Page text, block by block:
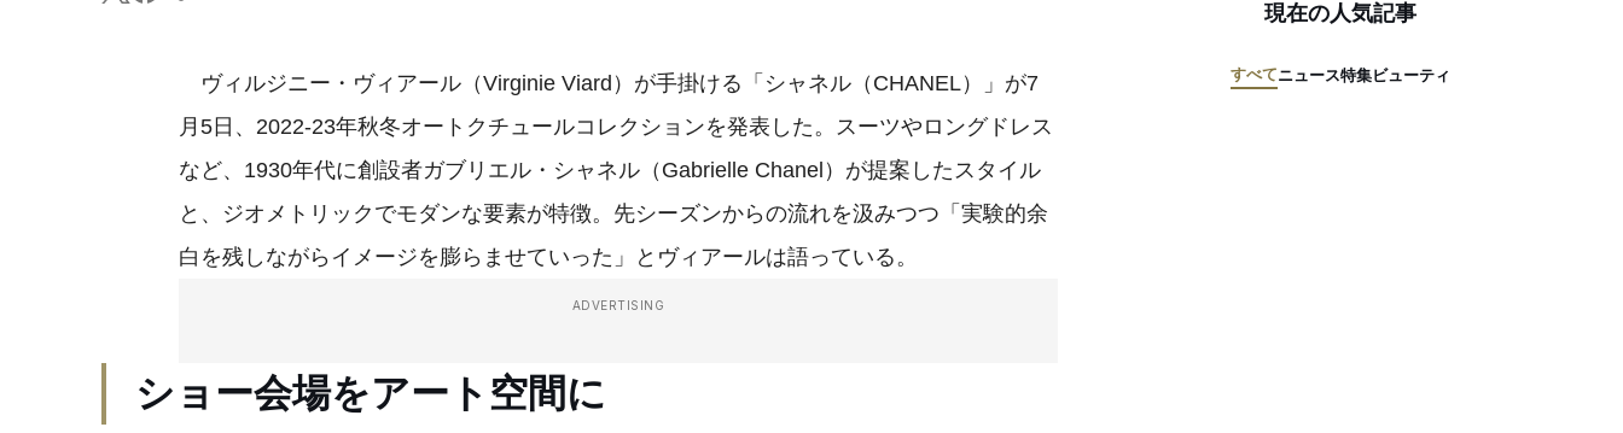
ヴィルジニー・ヴィアール（Virginie Viard）が手掛ける「シャネル（CHANEL）」が7
月5日、2022-23年秋冬オートクチュールコレクションを発表した。スーツやロングドレス
など、1930年代に創設者ガブリエル・シャネル（Gabrielle Chanel）が提案したスタイル
と、ジオメトリックでモダンな要素が特徴。先シーズンからの流れを汲みつつ「実験的余
白を残しながらイメージを膨らませていった」とヴィアールは語っている。
ADVERTISING
ショー会場をアート空間に
現在の人気記事
すべてニュース特集ビューティ